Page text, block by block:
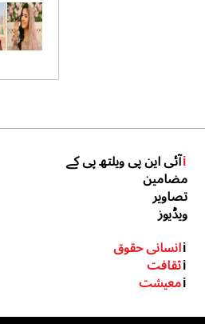
iآئی این پی ویلتھ پی کے
مضامین
تصاویر
ویڈیوز
iانسانی حقوق
iثقافت
iمعیشت